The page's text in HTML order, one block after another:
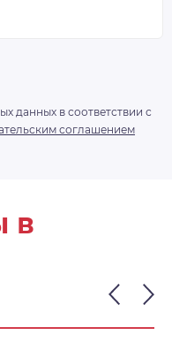
данных в соответствии с
соглашением
в